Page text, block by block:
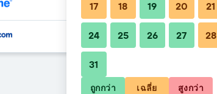
17 18 19 20 21
24 25 26 27 28
31
ถูกกว่า เฉลี่ย สูงกว่า